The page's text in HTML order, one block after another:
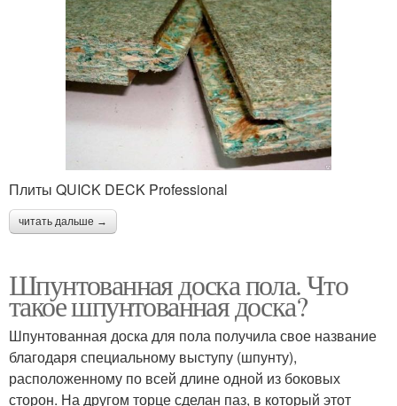
Плиты QUICK DECK Professional
читать дальше →
Шпунтованная доска пола. Что
такое шпунтованная доска?
Шпунтованная доска для пола получила свое название
благодаря специальному выступу (шпунту),
расположенному по всей длине одной из боковых
сторон. На другом торце сделан паз, в который этот